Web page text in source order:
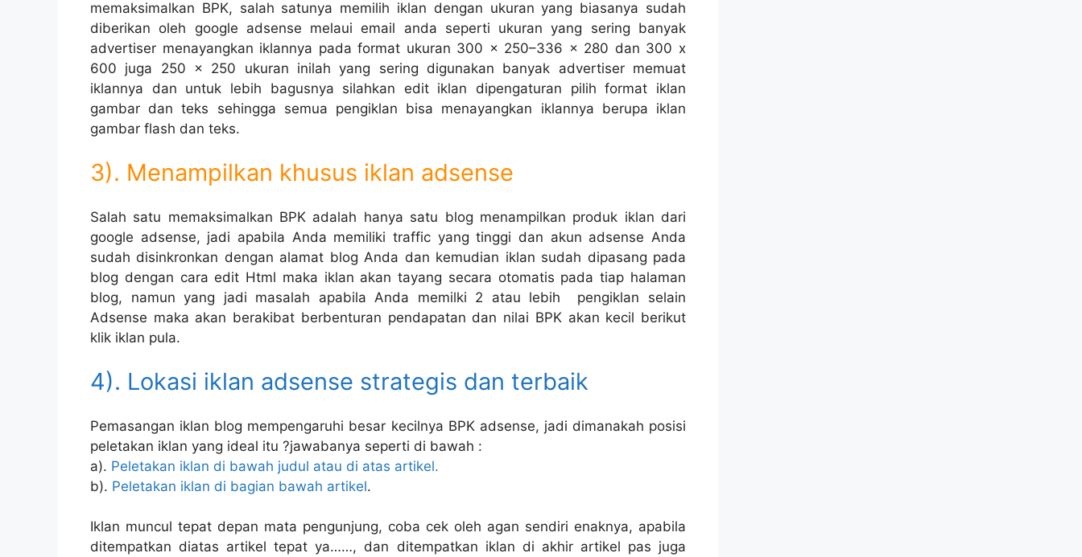
memaksimalkan BPK, salah satunya memilih iklan dengan ukuran yang biasanya sudah
diberikan oleh google adsense melaui email anda seperti ukuran yang sering banyak
advertiser menayangkan iklannya pada format ukuran 300 x 250–336 x 280 dan 300 x
600 juga 250 x 250 ukuran inilah yang sering digunakan banyak advertiser memuat
iklannya dan untuk lebih bagusnya silahkan edit iklan dipengaturan pilih format iklan
gambar dan teks sehingga semua pengiklan bisa menayangkan iklannya berupa iklan
gambar flash dan teks.
3). Menampilkan khusus iklan adsense
Salah satu memaksimalkan BPK adalah hanya satu blog menampilkan produk iklan dari
google adsense, jadi apabila Anda memiliki traffic yang tinggi dan akun adsense Anda
sudah disinkronkan dengan alamat blog Anda dan kemudian iklan sudah dipasang pada
blog dengan cara edit Html maka iklan akan tayang secara otomatis pada tiap halaman
blog, namun yang jadi masalah apabila Anda memilki 2 atau lebih pengiklan selain
Adsense maka akan berakibat berbenturan pendapatan dan nilai BPK akan kecil berikut
klik iklan pula.
4). Lokasi iklan adsense strategis dan terbaik
Pemasangan iklan blog mempengaruhi besar kecilnya BPK adsense, jadi dimanakah posisi
peletakan iklan yang ideal itu ?jawabanya seperti di bawah :
a). Peletakan iklan di bawah judul atau di atas artikel.
b). Peletakan iklan di bagian bawah artikel.
Iklan muncul tepat depan mata pengunjung, coba cek oleh agan sendiri enaknya, apabila
ditempatkan diatas artikel tepat ya……, dan ditempatkan iklan di akhir artikel pas juga